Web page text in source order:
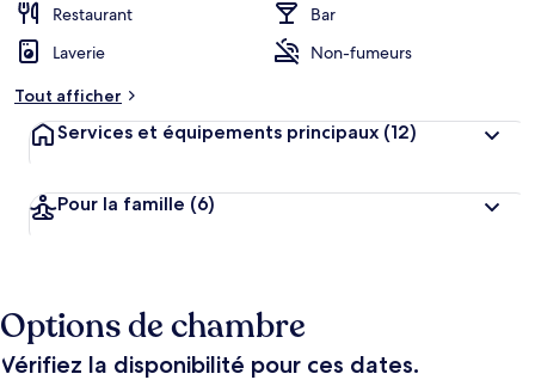
Restaurant
Bar
Laverie
Non-fumeurs
Tout afficher
Services et équipements principaux (12)
Pour la famille (6)
Options de chambre
Vérifiez la disponibilité pour ces dates.